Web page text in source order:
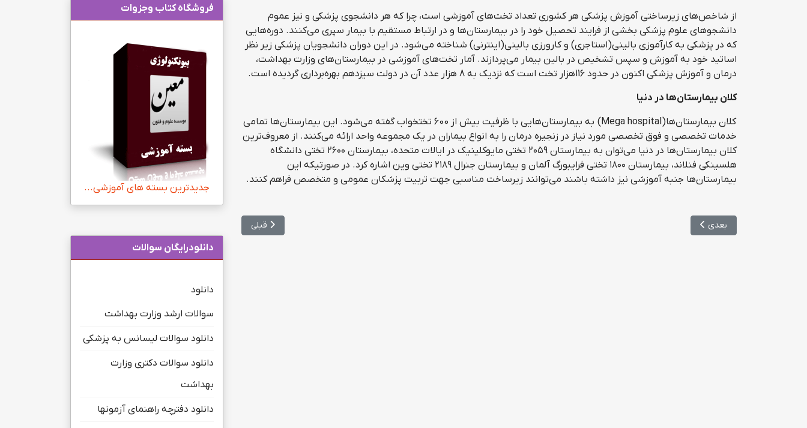
از شاخص‌های زیرساختی آموزش پزشکی هر کشوری تعداد تخت‌های آموزشی است، چرا که هر دانشجوی پزشکی و نیز عموم
دانشجوهای علوم پزشکی بخشی از فرایند تحصیل خود را در بیمارستان‌ها و در ارتباط مستقیم با بیمار سپری می‌کنند. دوره‌هایی
که در پزشکی به کارآموزی بالینی(استاجری) و کارورزی بالینی(اینترنی) شناخته می‌شود. در این دوران دانشجویان پزشکی زیر نظر
اساتید خود به آموزش و سپس تشخیص در بالین بیمار می‌پردازند. آمار تخت‌های آموزشی در بیمارستان‌های وزارت بهداشت،
درمان و آموزش پزشکی اکنون در حدود 116هزار تخت است که نزدیک به 8 هزار عدد آن در دولت سیزدهم بهره‌برداری گردیده است.
کلان بیمارستان‌ها در دنیا
کلان بیمارستان‌ها(Mega hospital) به بیمارستان‌هایی با ظرفیت بیش از 600 تختخواب گفته می‌شود. این بیمارستان‌ها تمامی
خدمات تخصصی و فوق تخصصی مورد نیاز در زنجیره درمان را به انواع بیماران در یک مجموعه واحد ارائه می‌کنند. از معروف‌ترین
کلان بیمارستان‌ها در دنیا می‌توان به بیمارستان ۲۰۵۹ تختی مایوکلینیک در ایالات متحده، بیمارستان ۲۶۰۰ تختی دانشگاه
هلسینکی فنلاند، بیمارستان ۱۸۰۰ تختی فرایبورگ آلمان و بیمارستان جنرال ۲۱۸۹ تختی وین اشاره کرد. در صورتیکه این
بیمارستان‌ها جنبه آموزشی نیز داشته باشند می‌توانند زیرساخت مناسبی جهت تربیت پزشکان عمومی و متخصص فراهم کنند.
مطلب قبلی: دانشجویان دانشگاه آزاد در ثبت مقالات علمی با مشکل روبرو
قبلی مطلب بعدی: رشته های جدید وزارت بهداشت در مقاطع دکتری و کارشناسی‌ارشد
بعدی
فروشگاه کتاب وجزوات
جدیدترین بسته های آموزشی...
دانلودرایگان سوالات
دانلود
سوالات ارشد وزارت بهداشت
دانلود سوالات لیسانس به پزشکی
دانلود سوالات دکتری وزارت
بهداشت
دانلود دفترچه راهنمای آزمونها